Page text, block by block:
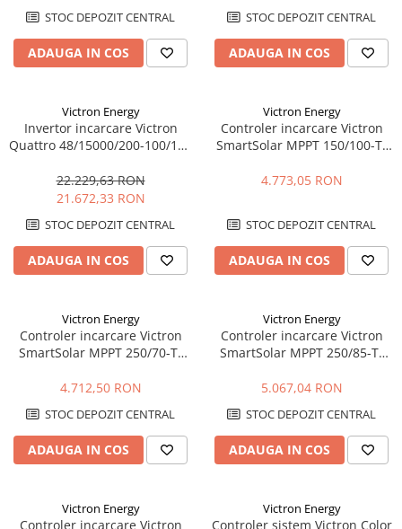
STOC DEPOZIT CENTRAL
ADAUGA IN COS
STOC DEPOZIT CENTRAL
ADAUGA IN COS
Victron Energy
Invertor incarcare Victron
Quattro 48/15000/200-100/100
PowerAssist
22.229,63 RON
21.672,33 RON
STOC DEPOZIT CENTRAL
ADAUGA IN COS
Victron Energy
Controler incarcare Victron
SmartSolar MPPT 150/100-Tr
eficienta maxima
4.773,05 RON
STOC DEPOZIT CENTRAL
ADAUGA IN COS
Victron Energy
Controler incarcare Victron
SmartSolar MPPT 250/70-Tr
eficienta maxima
4.712,50 RON
STOC DEPOZIT CENTRAL
ADAUGA IN COS
Victron Energy
Controler incarcare Victron
SmartSolar MPPT 250/85-Tr
eficienta maxima
5.067,04 RON
STOC DEPOZIT CENTRAL
ADAUGA IN COS
Victron Energy
Controler incarcare Victron
Victron Energy
Controler sistem Victron Color